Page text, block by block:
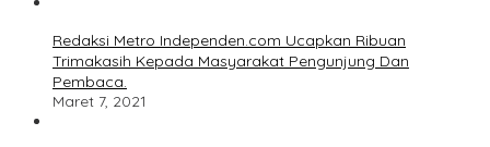
Redaksi Metro Independen.com Ucapkan Ribuan
Trimakasih Kepada Masyarakat Pengunjung Dan
Pembaca.
Maret 7, 2021